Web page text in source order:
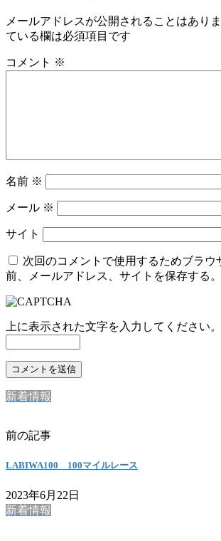
メールアドレスが公開されることはありま
ている欄は必須項目です
コメント ※
名前 ※
メール ※
サイト
次回のコメントで使用するためブラウ
前、メールアドレス、サイトを保存する。
上に表示された文字を入力してください。
新着情報
前の記事
LABIWA100 100マイルレース
2023年6月22日
新着情報